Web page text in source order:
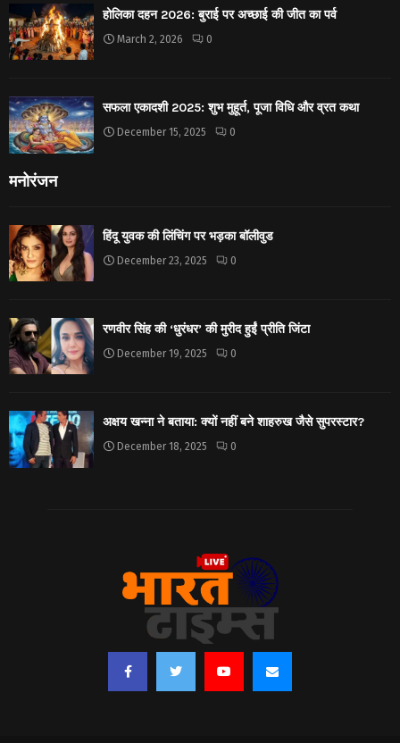
होलिका दहन 2026: बुराई पर अच्छाई की जीत का पर्व
March 2, 2026 0
सफला एकादशी 2025: शुभ मुहूर्त, पूजा विधि और व्रत कथा
December 15, 2025 0
मनोरंजन
हिंदू युवक की लिंचिंग पर भड़का बॉलीवुड
December 23, 2025 0
रणवीर सिंह की ‘धुरंधर’ की मुरीद हुईं प्रीति जिंटा
December 19, 2025 0
अक्षय खन्ना ने बताया: क्यों नहीं बने शाहरुख जैसे सुपरस्टार?
December 18, 2025 0